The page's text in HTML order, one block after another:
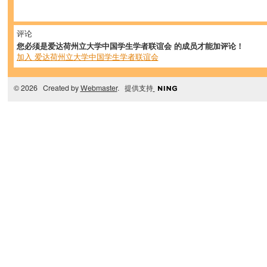
评论
您必须是爱达荷州立大学中国学生学者联谊会 的成员才能加评论！
加入 爱达荷州立大学中国学生学者联谊会
© 2026 Created byWebmaster. 提供支持